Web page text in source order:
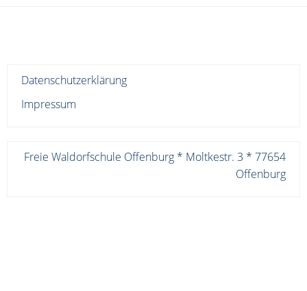
Datenschutzerklärung
Impressum
Freie Waldorfschule Offenburg * Moltkestr. 3 * 77654
Offenburg